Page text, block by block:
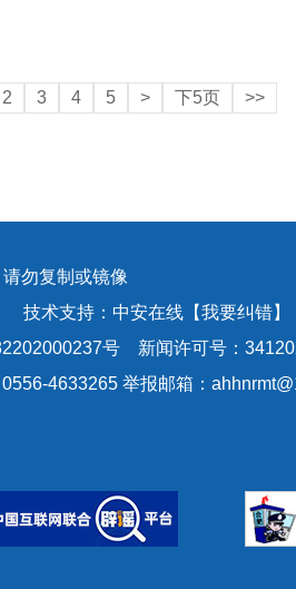
2 3 4 5 > 下5页 >>
勿复制或镜像
技术支持：中安在线【我要纠错】
号 新闻许可号：
4633265 举报邮箱：